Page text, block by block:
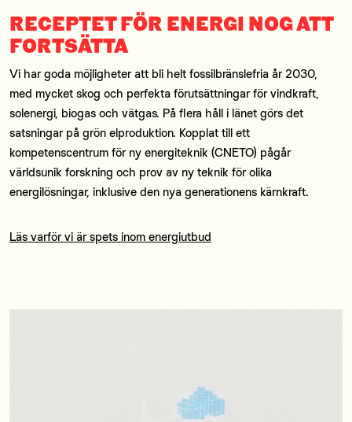
RECEPTET FÖR ENERGI NOG ATT
FORTSÄTTA
Vi har goda möjligheter att bli helt fossilbränslefria år 2030,
med mycket skog och perfekta förutsättningar för vindkraft,
solenergi, biogas och vätgas. På flera håll i länet görs det
satsningar på grön elproduktion. Kopplat till ett
kompetenscentrum för ny energiteknik (CNETO) pågår
världsunik forskning och prov av ny teknik för olika
energilösningar, inklusive den nya generationens kärnkraft.
Läs varför vi är spets inom energiutbud